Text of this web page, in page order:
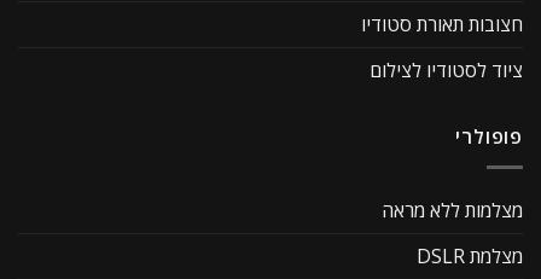
חצובות תאורת סטודיו
ציוד לסטודיו לצילום
פופולרי
מצלמות ללא מראה
מצלמת DSLR